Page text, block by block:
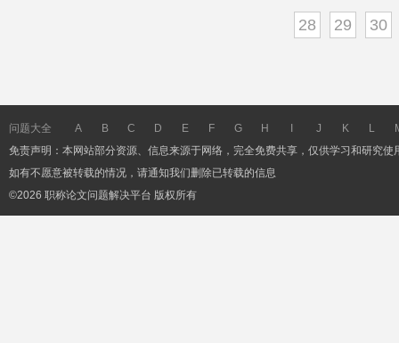
28 29 30
问题大全 A B C D E F G H J K L
免责声明：本网站部分资源、信息来源于网络，完全免费共享，仅供学习和研究使
如有不愿意被转载的情况，请通知我们删除已转载的信息
©2026 职称论文问题解决平台 版权所有